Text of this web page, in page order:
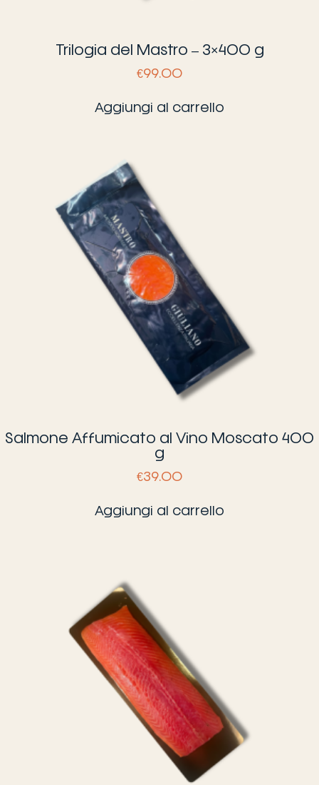
Trilogia del Mastro – 3×400 g
€99.00
Aggiungi al carrello
Salmone Affumicato al Vino Moscato 400
g
€39.00
Aggiungi al carrello